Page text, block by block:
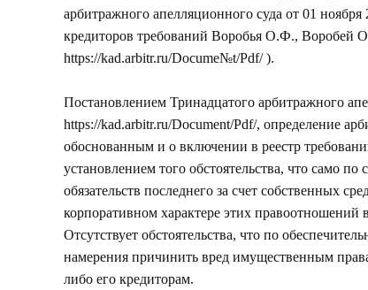
арбитражного апелляционного суда от 01
кредиторов требований Воробья О.Ф., Воробей
https://kad.arbitr.ru/Docume№t/Pdf/).
Постановлением Тринадцатого арбитражного
https://kad.arbitr.ru/Document/Pdf/, определение
обоснованным и о включении в реестр
установлением того обстоятельства, что само
обязательств последнего за счет собственных
корпоративном характере этих правоотношений
Отсутствует обстоятельства, что по
намерения причинить вред имущественным
либо его кредиторам.